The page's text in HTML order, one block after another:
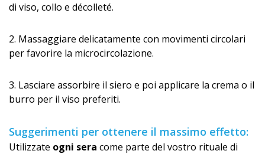
di viso, collo e décolleté.
2️. Massaggiare delicatamente con movimenti circolari
per favorire la microcircolazione.
3️. Lasciare assorbire il siero e poi applicare la crema o il
burro per il viso preferiti.
Suggerimenti per ottenere il massimo effetto:
Utilizzate ogni sera come parte del vostro rituale di